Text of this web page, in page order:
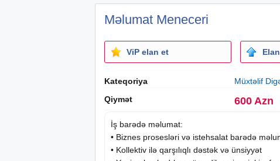
Məlumat Meneceri
ViP elan et
Kateqoriya
Müxtəlif
Qiymət
600 Azn
İş barədə məlumat:
• Biznes prosesləri və istehsalat barədə
• Kollektiv ilə qarşılıqlı dəstək və ünsiyyət